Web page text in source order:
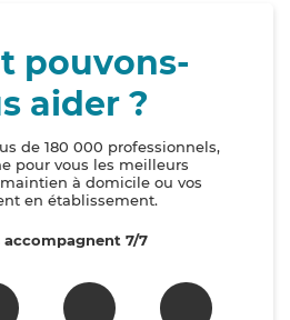
pouvons-
aider ?
de 180 000 professionnels,
pour vous les meilleurs
à domicile ou vos
en établissement.
accompagnent 7/7